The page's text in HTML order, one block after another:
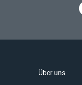
Über uns